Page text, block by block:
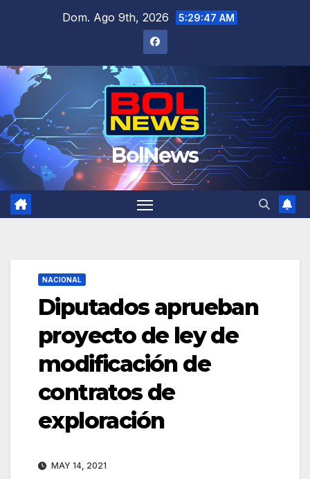
Dom. Ago 9th, 2026 5:29:48 AM
BolNews
NACIONAL
Diputados aprueban
proyecto de ley de
modificación de
contratos de
exploración
MAY 14, 2021